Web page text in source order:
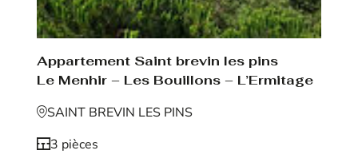
Appartement Saint brevin les pins
Le Menhir – Les Bouillons – L’Ermitage
SAINT BREVIN LES PINS
3 pièces